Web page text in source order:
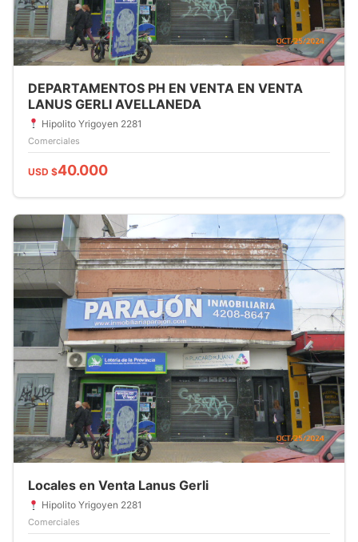
DEPARTAMENTOS PH EN VENTA EN VENTA
LANUS GERLI AVELLANEDA
Hipolito Yrigoyen 2281
Comerciales
USD $40.000
Locales en Venta Lanus Gerli
Hipolito Yrigoyen 2281
Comerciales